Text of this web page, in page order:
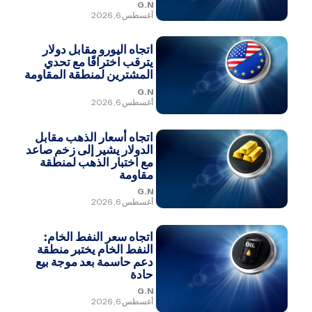
G.N
أغسطس 6, 2026
اتجاه اليورو مقابل دولار
يترقب اختراقًا مع تحدي
المشترين لمنطقة المقاومة
G.N
أغسطس 6, 2026
اتجاه أسعار الذهب مقابل
الدولار يشير إلى زخم صاعد
مع اختبار الذهب لمنطقة
مقاومة
G.N
أغسطس 6, 2026
اتجاه سعر النفط الخام:
النفط الخام يختبر منطقة
دعم حاسمة بعد موجة بيع
حادة
G.N
أغسطس 6, 2026